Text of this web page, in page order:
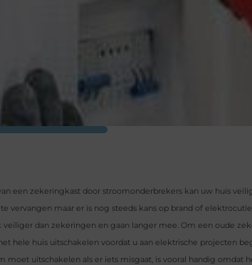
een zekeringkast door stroomonderbrekers kan uw huis
vervangen maar er is nog steeds kans op brand of
veiliger dan zekeringen en gaan langer mee. Om een ​​oude
hele huis uitschakelen voordat u aan elektrische projecten
moet uitschakelen als er iets misgaat, is vooral handig